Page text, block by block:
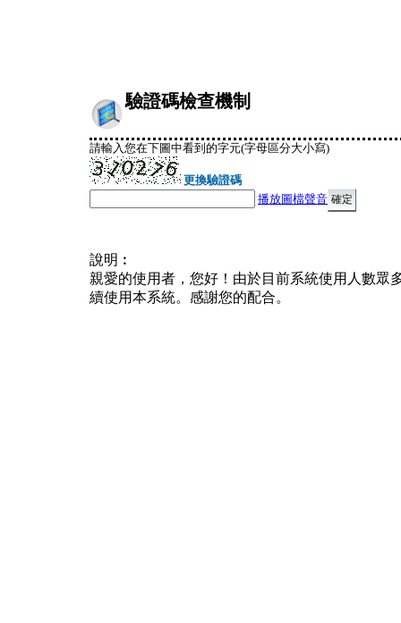
驗證碼檢查機制
請輸入您在下圖中看到的字元(字母區分大小寫)
更換驗證碼
播放圖檔聲音
說明︰
親愛的使用者，您好！由於目前系統使用人數眾
續使用本系統。感謝您的配合。